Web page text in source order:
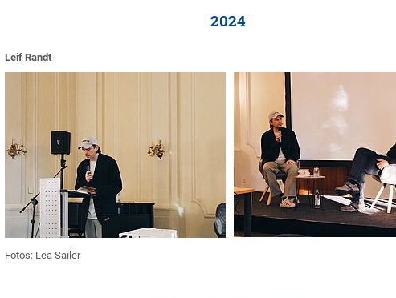
2024
Leif Randt
Fotos: Lea Sailer